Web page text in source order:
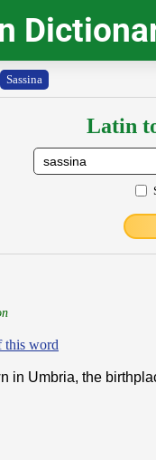
Sassina
Latin
this word
in Umbria, the